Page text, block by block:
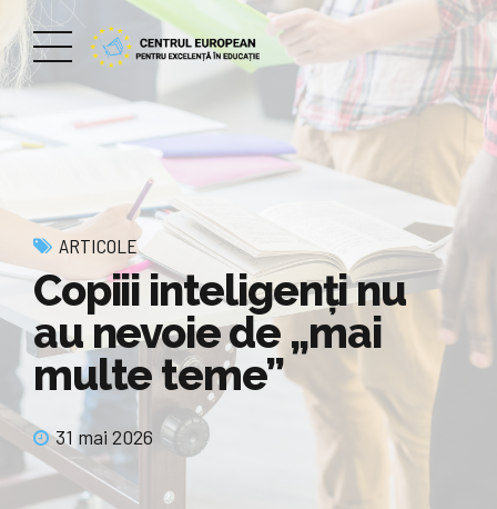
ARTICOLE
Copiii inteligenți nu
au nevoie de „mai
multe teme”
31 mai 2026